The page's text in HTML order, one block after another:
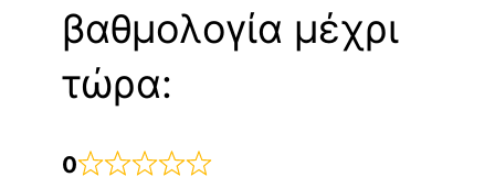
βαθμολογία μέχρι
τώρα:
0